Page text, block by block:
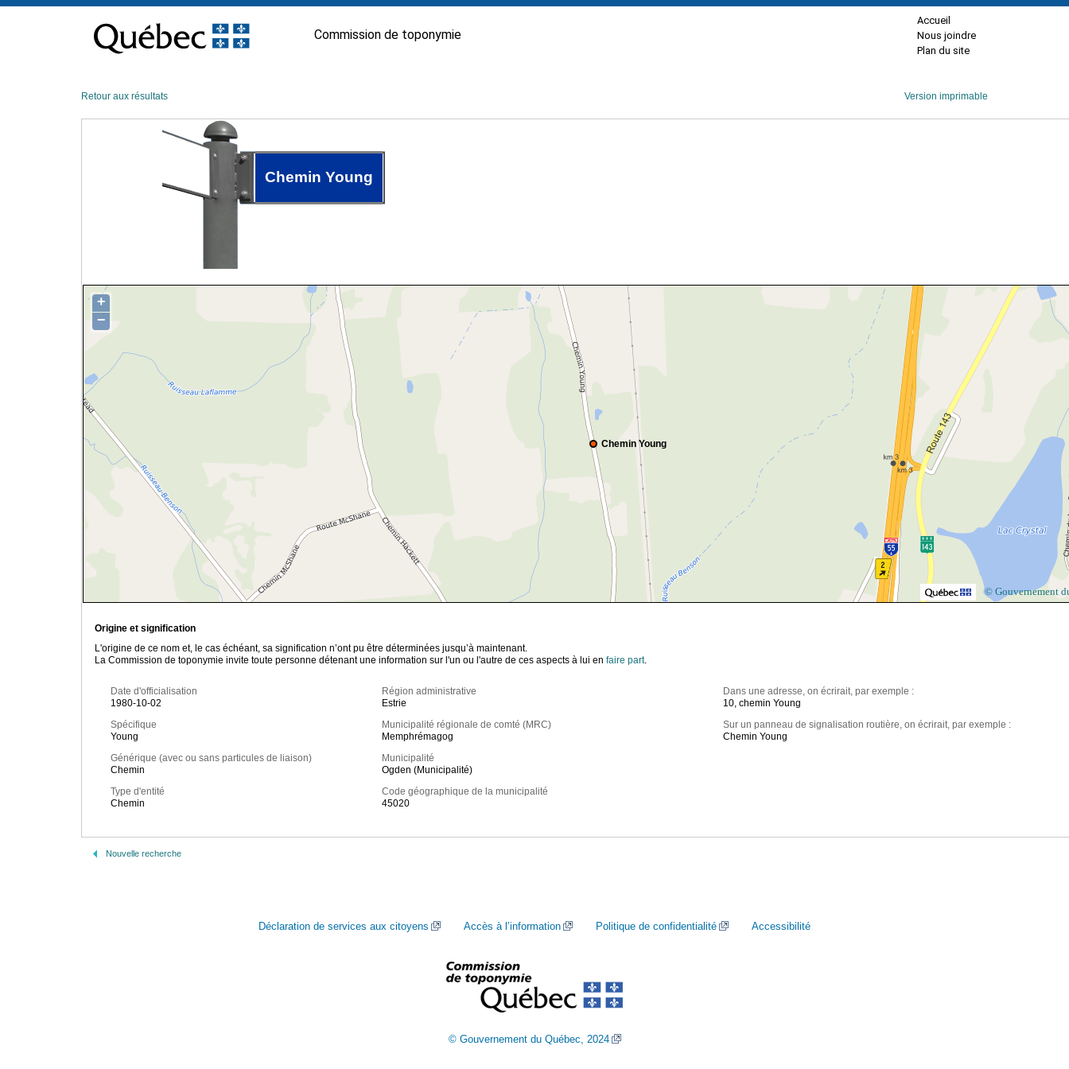
contenu
Commission de toponymie
Accueil
Nous joindre
Plan du site
Retour aux résultats Version imprimable
Chemin Young
Chemin Young
+
−
© Gouvernement
Origine et signification
L'origine de ce nom et, le cas échéant, sa signification n’ont pu être déterminées jusqu’à maintenant.
La Commission de toponymie invite toute personne détenant une information sur l'un ou l'autre de ces aspects à lui en faire part.
Date d'officialisation
1980-10-02
Spécifique
Young
Générique (avec ou sans particules de liaison)
Chemin
Type d'entité
Chemin
Région administrative
Estrie
Municipalité régionale de comté (MRC)
Memphrémagog
Municipalité
Ogden (Municipalité)
Code géographique de la municipalité
45020
Dans une adresse, on écrirait, par exemple :
10, chemin Young
Sur un panneau de signalisation routière, on écrirait, par exemple :
Chemin Young
Nouvelle recherche
Déclaration de services aux citoyens Accès à l’information Politique de confidentialité Accessibilité
© Gouvernement du Québec, 2024